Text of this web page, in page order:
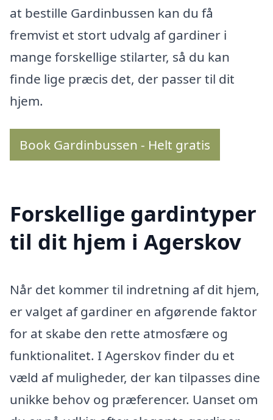
at bestille Gardinbussen kan du få
fremvist et stort udvalg af gardiner i
mange forskellige stilarter, så du kan
finde lige præcis det, der passer til dit
hjem.
Book Gardinbussen - Helt gratis
Forskellige gardintyper
til dit hjem i Agerskov
Når det kommer til indretning af dit hjem,
er valget af gardiner en afgørende faktor
for at skabe den rette atmosfære og
funktionalitet. I Agerskov finder du et
væld af muligheder, der kan tilpasses dine
unikke behov og præferencer. Uanset om